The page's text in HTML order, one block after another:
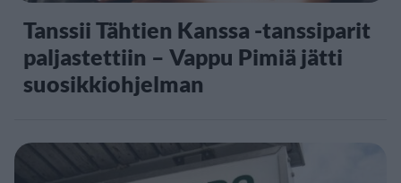
Tanssii Tähtien Kanssa -tanssiparit
paljastettiin – Vappu Pimiä jätti
suosikkiohjelman